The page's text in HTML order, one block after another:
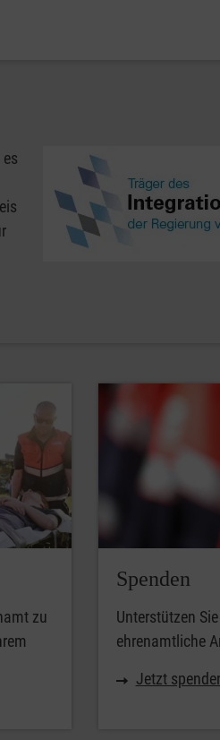
zu
Spenden
Unterstützen
ehrenamtliche
Jetzt